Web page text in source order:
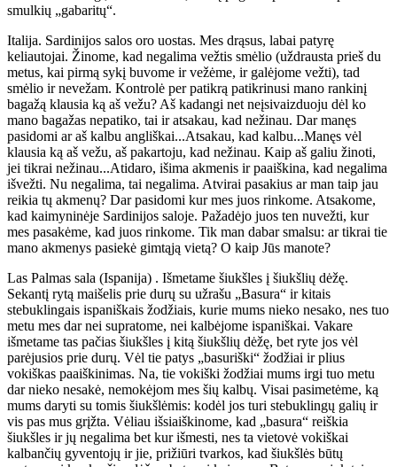
smulkių „gabaritų“.
Italija. Sardinijos salos oro uostas. Mes drąsus, labai patyrę
keliautojai. Žinome, kad negalima vežtis smėlio (uždrausta prieš du
metus, kai pirmą sykį buvome ir vežėme, ir galėjome vežti), tad
smėlio ir nevežam. Kontrolė per patikrą patikrinusi mano rankinį
bagažą klausia ką aš vežu? Aš kadangi net neįsivaizduoju dėl ko
mano bagažas nepatiko, tai ir atsakau, kad nežinau. Dar manęs
pasidomi ar aš kalbu angliškai...Atsakau, kad kalbu...Manęs vėl
klausia ką aš vežu, aš pakartoju, kad nežinau. Kaip aš galiu žinoti,
jei tikrai nežinau...Atidaro, išima akmenis ir paaiškina, kad negalima
išvežti. Nu negalima, tai negalima. Atvirai pasakius ar man taip jau
reikia tų akmenų? Dar pasidomi kur mes juos rinkome. Atsakome,
kad kaimyninėje Sardinijos saloje. Pažadėjo juos ten nuvežti, kur
mes pasakėme, kad juos rinkome. Tik man dabar smalsu: ar tikrai tie
mano akmenys pasiekė gimtąją vietą? O kaip Jūs manote?
Las Palmas sala (Ispanija) . Išmetame šiukšles į šiukšlių dėžę.
Sekantį rytą maišelis prie durų su užrašu „Basura“ ir kitais
stebuklingais ispaniškais žodžiais, kurie mums nieko nesako, nes tuo
metu mes dar nei supratome, nei kalbėjome ispaniškai. Vakare
išmetame tas pačias šiukšles į kitą šiukšlių dėžę, bet ryte jos vėl
parėjusios prie durų. Vėl tie patys „basuriški“ žodžiai ir plius
vokiškas paaiškinimas. Na, tie vokiški žodžiai mums irgi tuo metu
dar nieko nesakė, nemokėjom mes šių kalbų. Visai pasimetėme, ką
mums daryti su tomis šiukšlėmis: kodėl jos turi stebuklingų galių ir
vis pas mus grįžta. Vėliau išsiaiškinome, kad „basura“ reiškia
šiukšles ir jų negalima bet kur išmesti, nes ta vietovė vokiškai
kalbančių gyventojų ir jie, prižiūri tvarkos, kad šiukšlės būtų